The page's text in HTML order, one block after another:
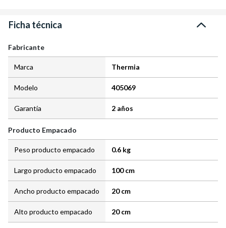
Ficha técnica
Fabricante
Marca Thermia
Modelo 405069
Garantía 2 años
Producto Empacado
Peso producto empacado 0.6 kg
Largo producto empacado 100 cm
Ancho producto empacado 20 cm
Alto producto empacado 20 cm